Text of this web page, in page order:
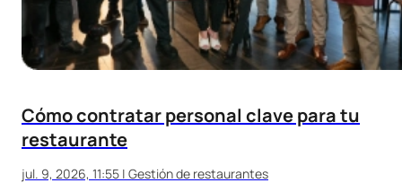
Cómo contratar personal clave para tu
restaurante
jul. 9, 2026, 11:55 | Gestión de restaurantes